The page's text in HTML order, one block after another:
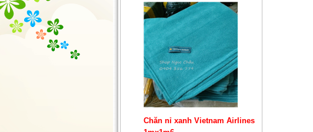
Chăn nỉ xanh Vietnam Airlines
1mx1m6